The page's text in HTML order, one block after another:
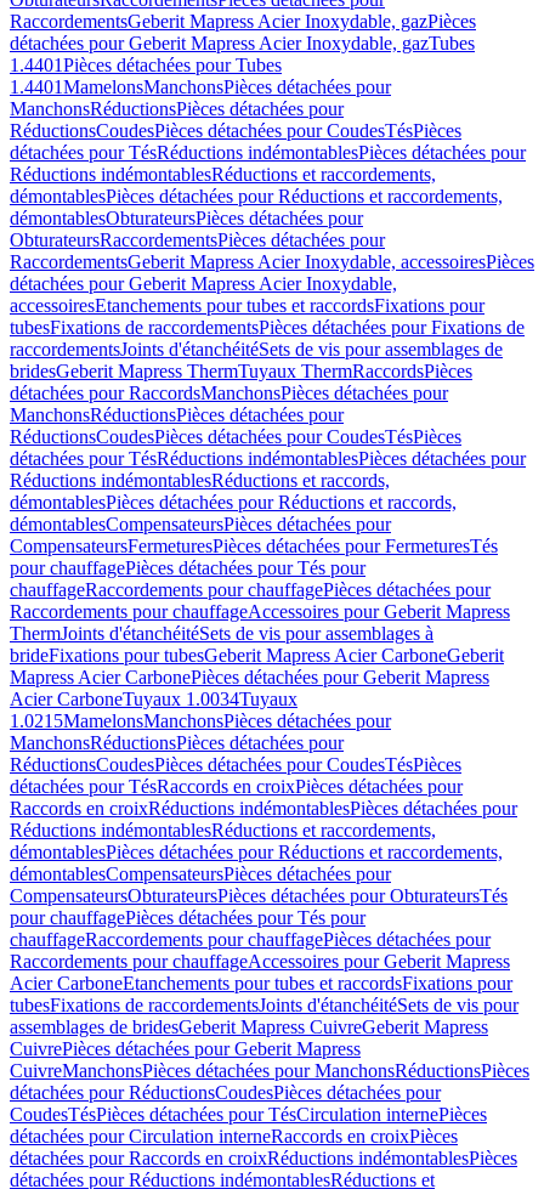
RaccordementsGeberit Mapress Acier Inoxydable, gazPièces
détachées pour Geberit Mapress Acier Inoxydable, gazTubes
1.4401Pièces détachées pour Tubes
1.4401MamelonsManchonsPièces détachées pour
ManchonsRéductionsPièces détachées pour
RéductionsCoudesPièces détachées pour CoudesTésPièces
détachées pour TésRéductions indémontablesPièces détachées pour
Réductions indémontablesRéductions et raccordements,
démontablesPièces détachées pour Réductions et raccordements,
démontablesObturateursPièces détachées pour
ObturateursRaccordementsPièces détachées pour
RaccordementsGeberit Mapress Acier Inoxydable, accessoiresPièces
détachées pour Geberit Mapress Acier Inoxydable,
accessoiresEtanchements pour tubes et raccordsFixations pour
tubesFixations de raccordementsPièces détachées pour Fixations de
raccordementsJoints d'étanchéitéSets de vis pour assemblages de
bridesGeberit Mapress ThermTuyaux ThermRaccordsPièces
détachées pour RaccordsManchonsPièces détachées pour
ManchonsRéductionsPièces détachées pour
RéductionsCoudesPièces détachées pour CoudesTésPièces
détachées pour TésRéductions indémontablesPièces détachées pour
Réductions indémontablesRéductions et raccords,
démontablesPièces détachées pour Réductions et raccords,
démontablesCompensateursPièces détachées pour
CompensateursFermeturesPièces détachées pour FermeturesTés
pour chauffagePièces détachées pour Tés pour
chauffageRaccordements pour chauffagePièces détachées pour
Raccordements pour chauffageAccessoires pour Geberit Mapress
ThermJoints d'étanchéitéSets de vis pour assemblages à
brideFixations pour tubesGeberit Mapress Acier CarboneGeberit
Mapress Acier CarbonePièces détachées pour Geberit Mapress
Acier CarboneTuyaux 1.0034Tuyaux
1.0215MamelonsManchonsPièces détachées pour
ManchonsRéductionsPièces détachées pour
RéductionsCoudesPièces détachées pour CoudesTésPièces
détachées pour TésRaccords en croixPièces détachées pour
Raccords en croixRéductions indémontablesPièces détachées pour
Réductions indémontablesRéductions et raccordements,
démontablesPièces détachées pour Réductions et raccordements,
démontablesCompensateursPièces détachées pour
CompensateursObturateursPièces détachées pour ObturateursTés
pour chauffagePièces détachées pour Tés pour
chauffageRaccordements pour chauffagePièces détachées pour
Raccordements pour chauffageAccessoires pour Geberit Mapress
Acier CarboneEtanchements pour tubes et raccordsFixations pour
tubesFixations de raccordementsJoints d'étanchéitéSets de vis pour
assemblages de bridesGeberit Mapress CuivreGeberit Mapress
CuivrePièces détachées pour Geberit Mapress
CuivreManchonsPièces détachées pour ManchonsRéductionsPièces
détachées pour RéductionsCoudesPièces détachées pour
CoudesTésPièces détachées pour TésCirculation internePièces
détachées pour Circulation interneRaccords en croixPièces
détachées pour Raccords en croixRéductions indémontablesPièces
détachées pour Réductions indémontablesRéductions et